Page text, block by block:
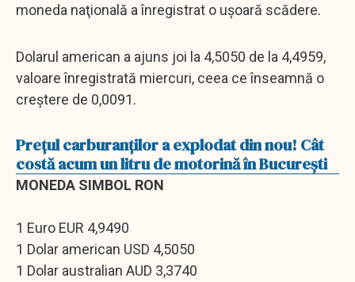
moneda naţională a înregistrat o uşoară scădere.
Dolarul american a ajuns joi la 4,5050 de la 4,4959,
valoare înregistrată miercuri, ceea ce înseamnă o
creștere de 0,0091.
Preţul carburanţilor a explodat din nou! Cât
costă acum un litru de motorină în București
MONEDA SIMBOL RON
1 Euro EUR 4,9490
1 Dolar american USD 4,5050
1 Dolar australian AUD 3,3740